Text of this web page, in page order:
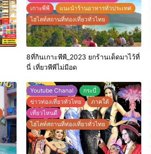
เกาะพีพี
แนะนำร้านอาหารทั่วประเทศ
ไฮไลท์สถานที่ท่องเที่ยวทั่วไทย
8ที่กินเกาะพีพี_2023 ยกร้านเด็ดมาไว้ที่
นี่ เที่ยวพีพีไม่มีอด
Youtube Chanal
กระบี่
ข่าวท่องเที่ยวทั่วไทย
ภาคใต้
เที่ยวไหนดี
ไฮไลท์สถานที่ท่องเที่ยวทั่วไทย